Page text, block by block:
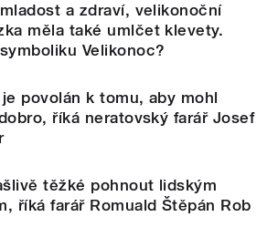
a zdraví, velikonoční
měla také umlčet klevety.
Velikonoc?
povolán k tomu, aby mohl
říká neratovský farář Josef
těžké pohnout lidským
říká farář Romuald Štěpán Rob